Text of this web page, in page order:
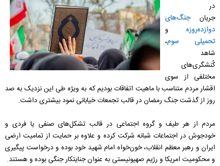
در
جریانجنگ‌های
دوازده‌روزه و
تحمیلی سوم،
شاهد
کُنشگری‌های
مختلفی از سوی
اقشار مردم متناسب با ماهیت اتفاقات بودیم که به ویژه طی این نزدیک به صد
روز از گذشت جنگ رمضان در قالب تجمعات خیابانی نمود بیشتری داشت.
مردم از هر طیف و گروه اجتماعی در قالب تشکل‌های صنفی یا فردی و
خودجوش در اجتماعات شبانه شرکت کرده و علاوه بر حمایت از تمامیت ارضی
ایران و رهبر معظم انقلاب، خون‌خواه امام شهید خود بوده و درخواست پیگیری
و محکومیت امریکا و رژیم صهیونیستی به عنوان جنایتکار جنگی بوده و هستند.